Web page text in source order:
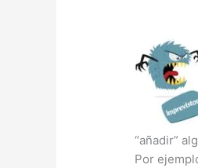
“añadir”
Por